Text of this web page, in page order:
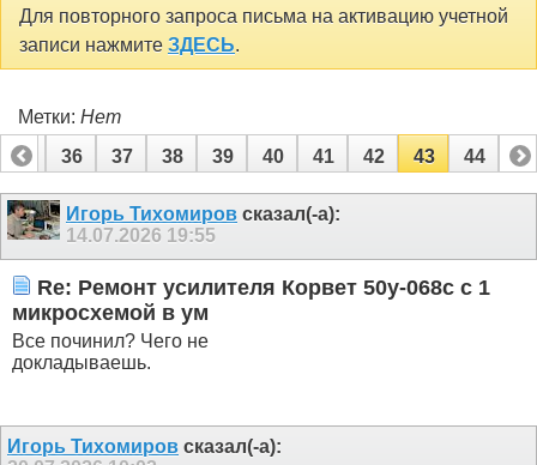
Для повторного запроса письма на активацию учетной
записи нажмите ЗДЕСЬ.
Метки: Нет
35
36 37 38 39 40 41 42 43 44
Игорь Тихомиров сказал(-а):
14.07.2026 19:55
Re: Ремонт усилителя Корвет 50у-068с с 1
микросхемой в ум
Все починил? Чего не
докладываешь.
Игорь Тихомиров сказал(-а):